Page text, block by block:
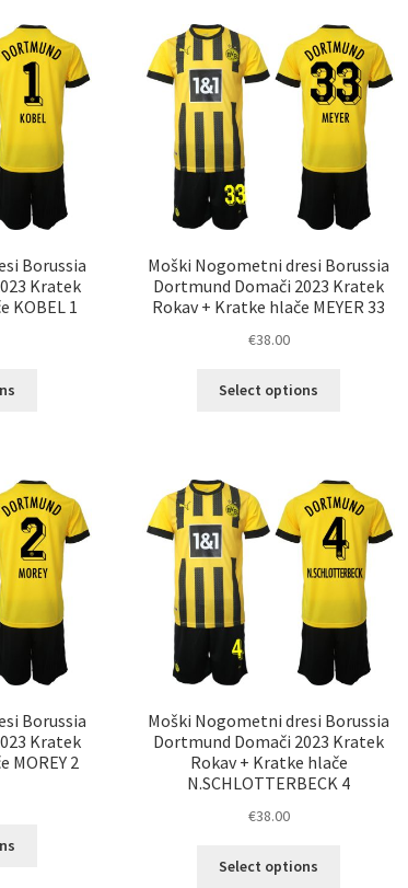
Možnosti
lahko
izberete
na
strani
izdelka
Možnosti
lahko
izberete
na
strani
izdelka
Borussia
Kratek
KOBEL 1
Možnosti
lahko
izberete
na
strani
izdelka
Moški Nogometni dresi Borussia
Dortmund Domači 2023 Kratek
Rokav + Kratke hlače MEYER 33
€38.00
Select options
Možnosti
lahko
izberete
na
strani
izdelka
Borussia
Kratek
MOREY 2
Moški Nogometni dresi Borussia
Dortmund Domači 2023 Kratek
Rokav + Kratke hlače
N.SCHLOTTERBECK 4
€38.00
Select options